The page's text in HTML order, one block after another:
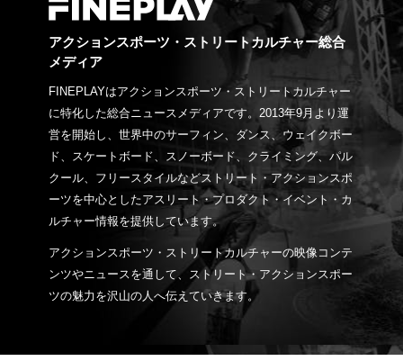
アクションスポーツ・ストリートカルチャー総合
メディア
FINEPLAYはアクションスポーツ・ストリートカルチャー
に特化した総合ニュースメディアです。2013年9月より運
営を開始し、世界中のサーフィン、ダンス、ウェイクボー
ド、スケートボード、スノーボード、クライミング、パル
クール、フリースタイルなどストリート・アクションスポ
ーツを中心としたアスリート・プロダクト・イベント・カ
ルチャー情報を提供しています。
アクションスポーツ・ストリートカルチャーの映像コンテ
ンツやニュースを通して、ストリート・アクションスポー
ツの魅力を沢山の人へ伝えていきます。